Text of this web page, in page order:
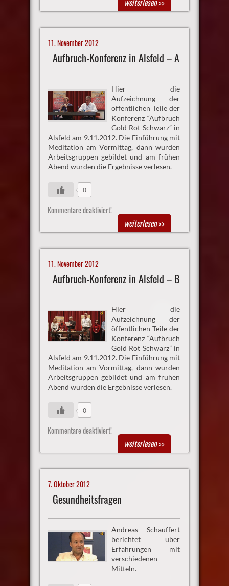
11. November 2012
Aufbruch-Konferenz in Alsfeld – A
Hier die
Aufzeichnung der
öffentlichen Teile der
Konferenz “Aufbruch
Gold Rot Schwarz” in
Alsfeld am 9.11.2012. Die Einführung mit
Meditation am Vormittag, dann wurden
Arbeitsgruppen gebildet und am frühen
Abend wurden die Ergebnisse verlesen.
0
Kommentare deaktiviert!
weiterlesen>>
11. November 2012
Aufbruch-Konferenz in Alsfeld – B
Hier die
Aufzeichnung der
öffentlichen Teile der
Konferenz “Aufbruch
Gold Rot Schwarz” in
Alsfeld am 9.11.2012. Die Einführung mit
Meditation am Vormittag, dann wurden
Arbeitsgruppen gebildet und am frühen
Abend wurden die Ergebnisse verlesen.
0
Kommentare deaktiviert!
weiterlesen>>
7. Oktober 2012
Gesundheitsfragen
Andreas Schauffert
berichtet über
Erfahrungen mit
verschiedenen
Mitteln.